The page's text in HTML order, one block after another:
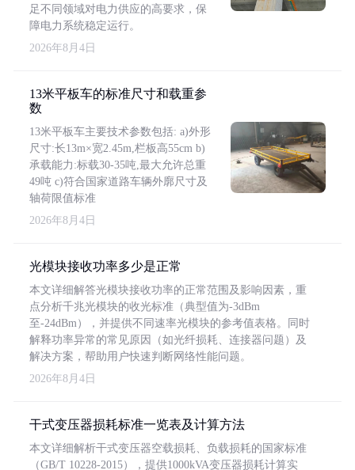
足不同领域对电力供应的高要求，保
障电力系统稳定运行。
2026年8月4日
13米平板车的标准尺寸和载重参
数
13米平板车主要技术参数包括: a)外形
尺寸:长13m×宽2.45m,栏板高55cm b)
承载能力:标载30-35吨,最大允许总重
49吨 c)符合国家道路车辆外廓尺寸及
轴荷限值标准
2026年8月4日
光模块接收功率多少是正常
本文详细解答光模块接收功率的正常范围及影响因素，重
点分析千兆光模块的收光标准（典型值为-3dBm
至-24dBm），并提供不同速率光模块的参考值表格。同时
解释功率异常的常见原因（如光纤损耗、连接器问题）及
解决方案，帮助用户快速判断网络性能问题。
2026年8月4日
干式变压器损耗标准一览表及计算方法
本文详细解析干式变压器空载损耗、负载损耗的国家标准
（GB/T 10228-2015），提供1000kVA变压器损耗计算实